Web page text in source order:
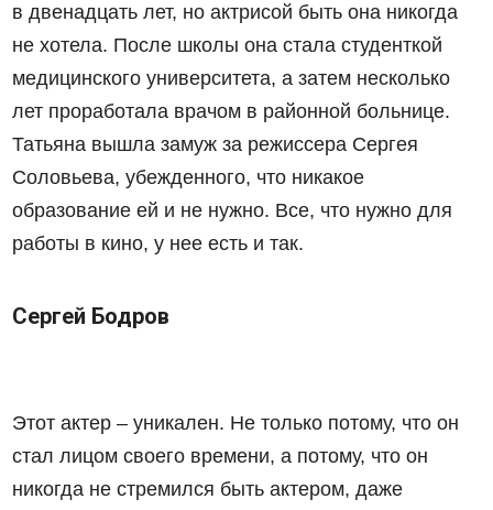
в двенадцать лет, но актрисой быть она никогда
не хотела. После школы она стала студенткой
медицинского университета, а затем несколько
лет проработала врачом в районной больнице.
Татьяна вышла замуж за режиссера Сергея
Соловьева, убежденного, что никакое
образование ей и не нужно. Все, что нужно для
работы в кино, у нее есть и так.
Сергей Бодров
Этот актер – уникален. Не только потому, что он
стал лицом своего времени, а потому, что он
никогда не стремился быть актером, даже